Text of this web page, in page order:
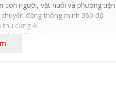
con người, vật nuôi và phương tiện
động thông minh 360 độ
thú cưng AI
báo động AI
tư